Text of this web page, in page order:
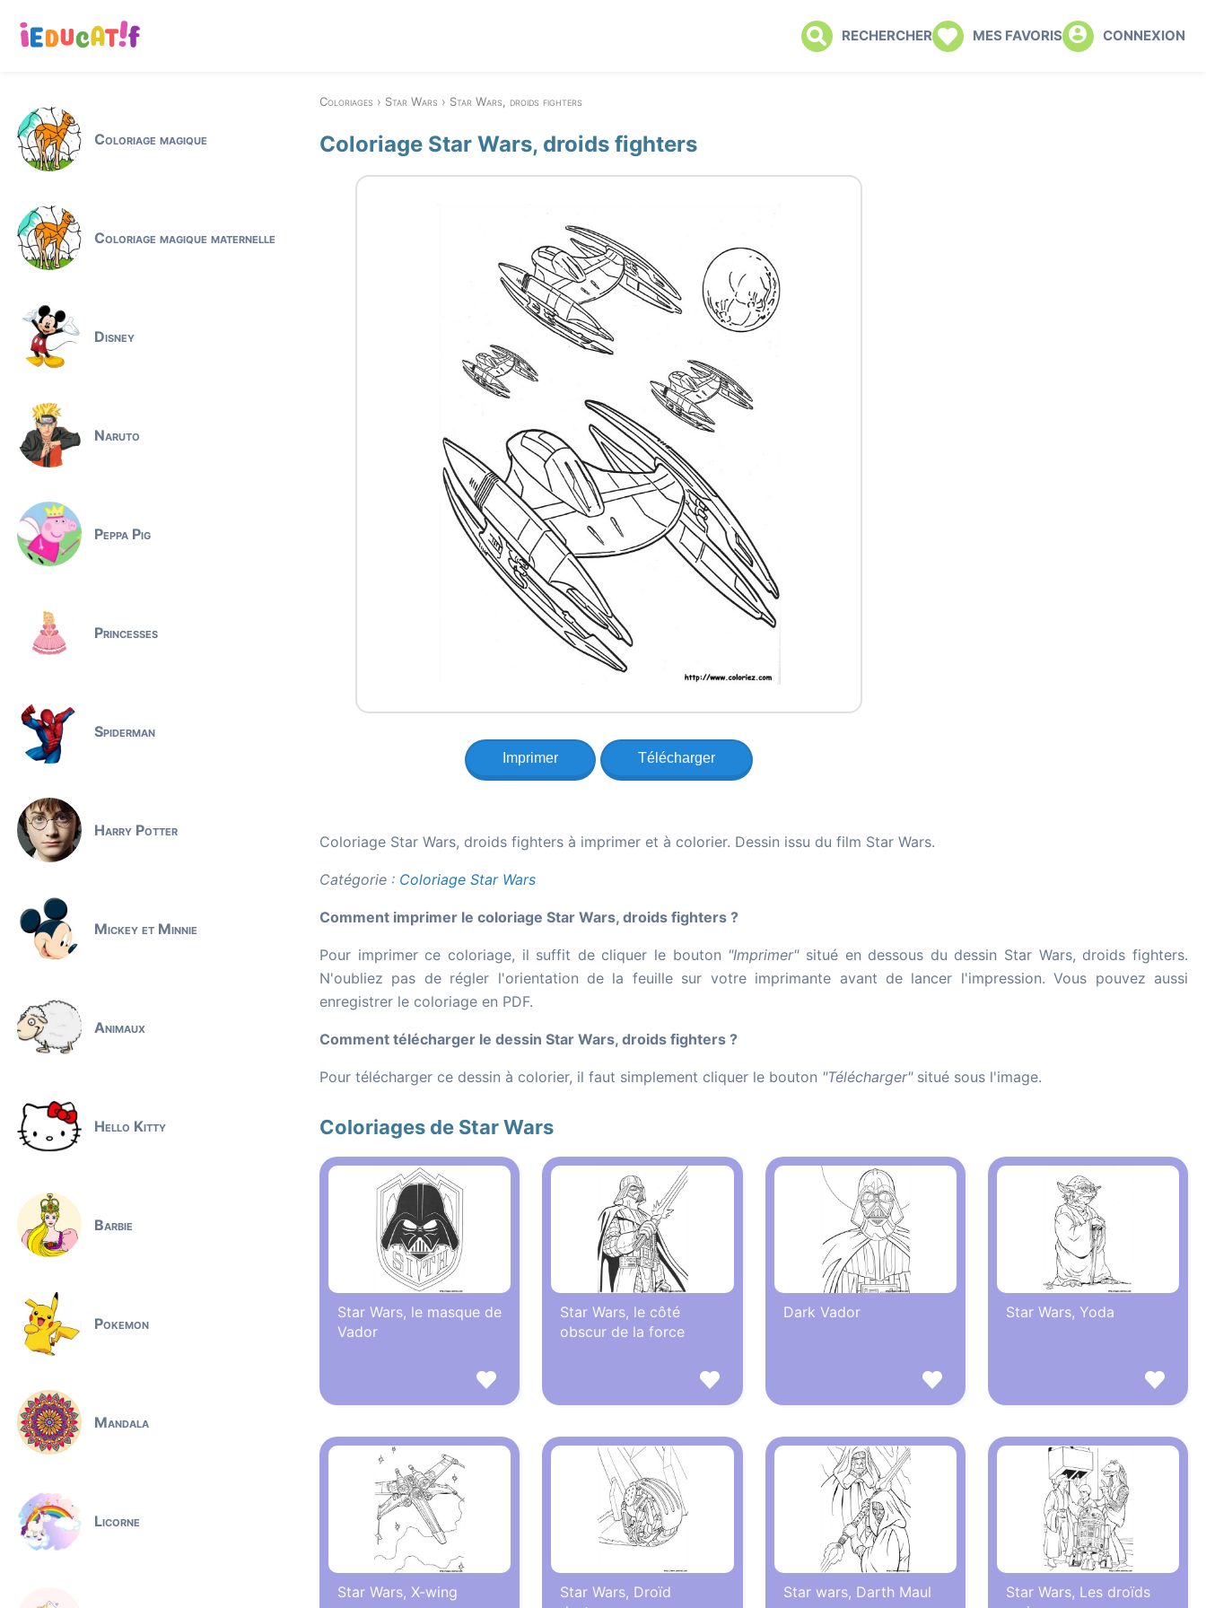
RECHERCHER MES FAVORIS CONNEXION
Coloriage magique
Coloriage magique maternelle
Disney
Naruto
Peppa Pig
Princesses
Spiderman
Harry Potter
Mickey et Minnie
Animaux
Hello Kitty
Barbie
Pokemon
Mandala
Licorne
Coloriages Star Wars Star Wars, droids fighters
Coloriage Star Wars, droids fighters
Imprimer Télécharger
Coloriage Star Wars, droids fighters à imprimer et à colorier. Dessin issu du film Star Wars.
Catégorie : Coloriage Star Wars
Comment imprimer le coloriage Star Wars, droids fighters ?
Pour imprimer ce coloriage, il suffit de cliquer le bouton "Imprimer"situé en dessous du dessin Star Wars, droids fighters.
N'oubliez pas de régler l'orientation de la feuille sur votre imprimante avant de lancer l'impression. Vous pouvez aussi
enregistrer le coloriage en PDF.
Comment télécharger le dessin Star Wars, droids fighters ?
Pour télécharger ce dessin à colorier, il faut simplement cliquer le bouton "Télécharger"situé sous l'image.
Coloriages de Star Wars
Star Wars, le masque de
Vador
Star Wars, le côté
obscur de la force
Dark Vador Star Wars, Yoda
Star Wars, X-wing
Star Wars, Droïd
Star wars, Darth Maul
Star Wars, Les droïds